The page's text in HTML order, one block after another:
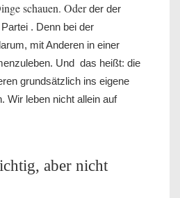
schauen. Oderder der
. Denn bei der
mit Anderen in einer
Und das heißt: die
grundsätzlich ins eigene
Wir leben nicht allein auf
aber nicht